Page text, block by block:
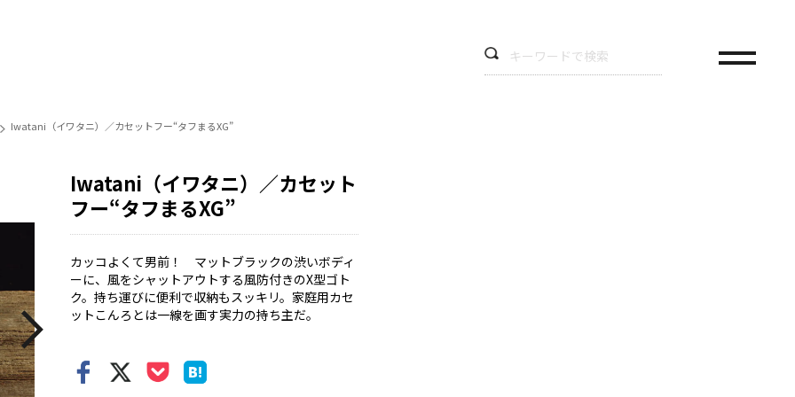
Iwatani（イワタニ）／カセットフー“タフまるXG”
Iwatani（イワタニ）／カセット
フー“タフまるXG”
カッコよくて男前！ マットブラックの渋いボディ
ーに、風をシャットアウトする風防付きのX型ゴト
ク。持ち運びに便利で収納もスッキリ。家庭用カセ
ットこんろとは一線を画す実力の持ち主だ。